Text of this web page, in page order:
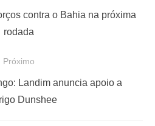
contra o Bahia na próxima
rodada
Próximo
Landim anuncia apoio a
Dunshee